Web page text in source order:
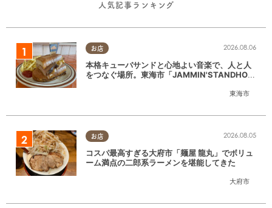
人気記事ランキング
お店
東海市
2026.08.06
本格キューバサンドと心地よい音楽で、人と人
をつなぐ場所。東海市「JAMMIN'STANDHOU
お店
大府市
2026.08.05
コスパ最高すぎる大府市「麺屋 龍丸」でボリュ
ーム満点の二郎系ラーメンを堪能してきた